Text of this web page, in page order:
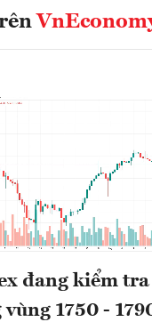
đang kiểm tra
1750 -